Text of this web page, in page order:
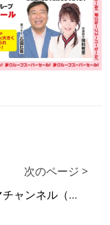
次のページ >
シネマチャンネル（映画、アニメ）